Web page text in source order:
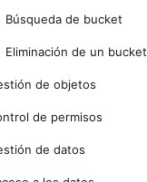
Búsqueda de bucket
Eliminación de un bucket
de objetos
de permisos
de datos